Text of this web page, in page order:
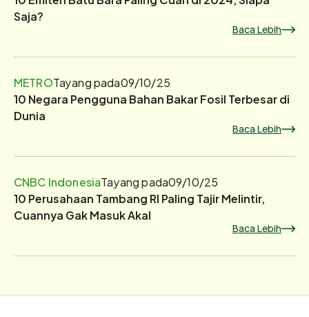
Saja?
Baca Lebih
METROTayang pada09/10/25
10 Negara Pengguna Bahan Bakar Fosil Terbesar di
Dunia
Baca Lebih
CNBC IndonesiaTayang pada09/10/25
10 Perusahaan Tambang RI Paling Tajir Melintir,
Cuannya Gak Masuk Akal
Baca Lebih